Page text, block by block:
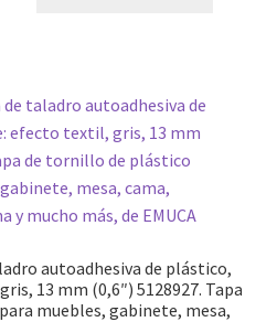
autoadhesiva de plástico,
13 mm (0,6″) 5128927. Tapa
muebles, gabinete, mesa,